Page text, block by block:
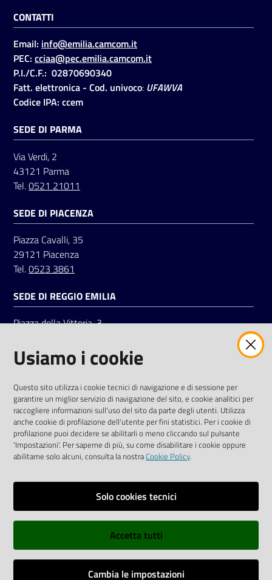
Seguici
su
CONTATTI
Email: info@emilia.camcom.it
PEC: cciaa@pec.emilia.camcom.it
P.I./C.F.: 02870690340
Fatt. elettronica - Cod. univoco: UFAWVA
Codice IPA: ccem
SEDE DI PARMA
Via Verdi, 2
43121 Parma
Tel.0521 21011
SEDE DI PIACENZA
Piazza Cavalli, 35
29121 Piacenza
Tel.0523 3861
SEDE DI REGGIO EMILIA
Piazza della Vittoria, 3
Tel.0522 7961
LinkedinFacebookInstagram
Informative e liberatorie privacy
Dichiarazione di accessibilità
Usiamo i cookie
Questo sito utilizza i cookie tecnici di navigazione e di sessione per
garantire un miglior servizio di navigazione del sito, e cookie analitici per
raccogliere informazioni sull'uso del sito da parte degli utenti. Utilizza
anche cookie di profilazione dell'utente per fini statistici. Per i cookie di
profilazione puoi decidere se abilitarli o meno cliccando sul pulsante
'Impostazioni'. Per saperne di più, su come disabilitare i cookie oppure
abilitarne solo alcuni, consulta la nostraCookie Policy.
Solo cookies tecnici
Accetta tutti
Cambia le impostazioni